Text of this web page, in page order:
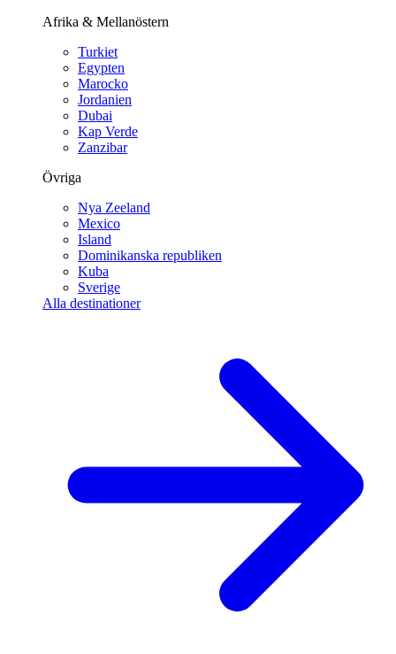
Afrika & Mellanöstern
Turkiet
Egypten
Marocko
Jordanien
Dubai
Kap Verde
Zanzibar
Övriga
Nya Zeeland
Mexico
Island
Dominikanska republiken
Kuba
Sverige
Alla destinationer